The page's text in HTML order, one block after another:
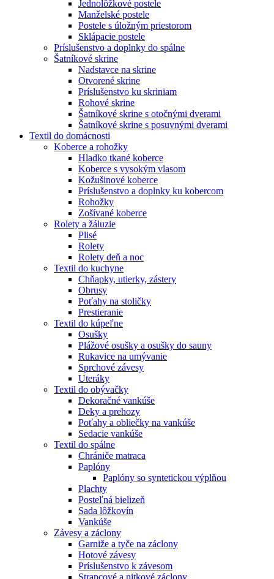
Jednolôžkové postele
Manželské postele
Postele s úložným priestorom
Sklápacie postele
Príslušenstvo a doplnky do spálne
Šatníkové skrine
Nadstavce na skrine
Otvorené skrine
Príslušenstvo ku skriniam
Rohové skrine
Šatníkové skrine s otočnými dverami
Šatníkové skrine s posuvnými dverami
Textil do domácnosti
Koberce a rohožky
Hladko tkané koberce
Koberce s vysokým vlasom
Kožušinové koberce
Príslušenstvo a doplnky ku kobercom
Rohožky
Zošívané koberce
Rolety a žáluzie
Plisé
Rolety
Rolety deň a noc
Textil do kuchyne
Chňapky, utierky, zástery
Obrusy
Poťahy na stoličky
Prestieranie
Textil do kúpeľne
Osušky
Plážové osušky a osušky do sauny
Rukavice na umývanie
Sprchové závesy
Uteráky
Textil do obývačky
Dekoračné vankúše
Deky a prehozy
Poťahy a obliečky na vankúše
Sedacie vankúše
Textil do spálne
Chrániče matraca
Paplóny
Paplóny so syntetickou výplňou
Plachty
Posteľná bielizeň
Sada lôžkovín
Vankúše
Závesy a záclony
Garniže a tyče na záclony
Hotové závesy
Príslušenstvo k závesom
Strapcové a nitkové záclony